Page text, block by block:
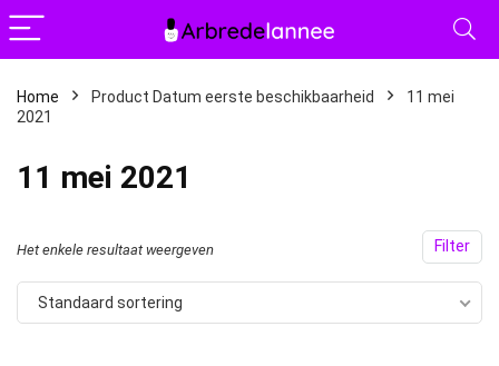
Home Product Datum eerste beschikbaarheid
11 mei
2021
11 mei 2021
Filter
Het enkele resultaat weergeven
Standaard sortering